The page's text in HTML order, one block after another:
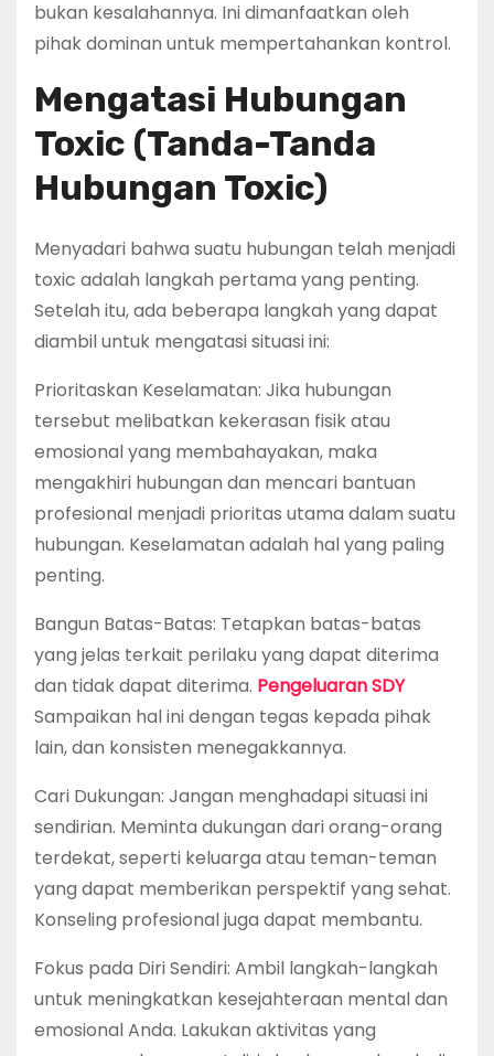
bukan kesalahannya. Ini dimanfaatkan oleh
pihak dominan untuk mempertahankan kontrol.
Mengatasi Hubungan
Toxic (Tanda-Tanda
Hubungan Toxic)
Menyadari bahwa suatu hubungan telah menjadi
toxic adalah langkah pertama yang penting.
Setelah itu, ada beberapa langkah yang dapat
diambil untuk mengatasi situasi ini:
Prioritaskan Keselamatan: Jika hubungan
tersebut melibatkan kekerasan fisik atau
emosional yang membahayakan, maka
mengakhiri hubungan dan mencari bantuan
profesional menjadi prioritas utama dalam suatu
hubungan. Keselamatan adalah hal yang paling
penting.
Bangun Batas-Batas: Tetapkan batas-batas
yang jelas terkait perilaku yang dapat diterima
dan tidak dapat diterima. Pengeluaran SDY
Sampaikan hal ini dengan tegas kepada pihak
lain, dan konsisten menegakkannya.
Cari Dukungan: Jangan menghadapi situasi ini
sendirian. Meminta dukungan dari orang-orang
terdekat, seperti keluarga atau teman-teman
yang dapat memberikan perspektif yang sehat.
Konseling profesional juga dapat membantu.
Fokus pada Diri Sendiri: Ambil langkah-langkah
untuk meningkatkan kesejahteraan mental dan
emosional Anda. Lakukan aktivitas yang